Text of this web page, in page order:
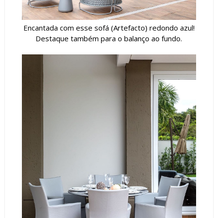
Encantada com esse sofá (Artefacto) redondo azul!
Destaque também para o balanço ao fundo.